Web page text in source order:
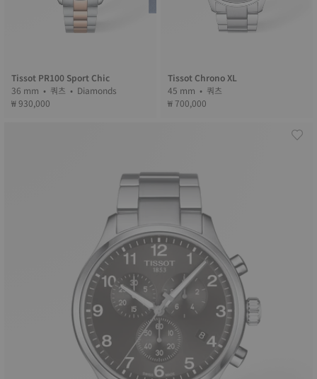
Tissot PR100 Sport Chic
36 mm • 쿼츠 • Diamonds
₩ 930,000
Tissot Chrono XL
45 mm • 쿼츠
₩ 700,000